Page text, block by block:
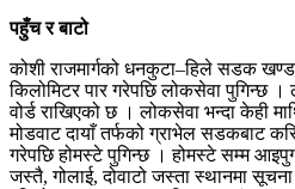
पहुँच र बाटो
कोशी राजमार्गको धनकुटा–हिले सडक
किलोमिटर पार गरेपछि लोकसेवा पुगिन्छ
वोर्ड राखिएको छ । लोकसेवा भन्दा केही
मोडवाट दायाँ तर्फको ग्राभेल सडकबाट
गरेपछि होमस्टे पुगिन्छ । होमस्टे सम्म
जस्तै, गोलाई, दोवाटो जस्ता स्थानमा सूचना